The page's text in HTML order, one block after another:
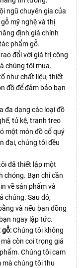
ngũ chuyên gia của
mỹ nghệ và thị
định giá chính
phẩm gỗ.
đổi với giá trị công
chúng tôi mua.
như chất liệu, thiết
đồ để đảm bảo bạn
đa dạng các loại đồ
tủ kệ, tranh treo
một món đồ cổ quý
đại, chúng tôi đều
đã thiết lập một
chóng. Bạn chỉ cần
về sản phẩm và
chúng. Sau đó,
và nếu bạn đồng
ngay lập tức.
gỗ:Chúng tôi không
còn coi trọng giá
Chúng tôi cam
mà chúng tôi thu